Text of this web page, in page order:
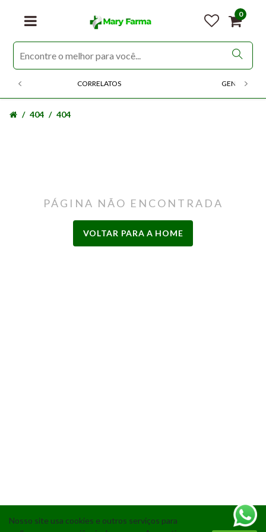
Nosso site usa cookies e outros serviços para
0
CORRELATOS GENERICOS
404 404
PÁGINA NÃO ENCONTRADA
VOLTAR PARA A HOME